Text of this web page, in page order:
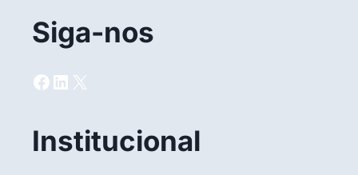
Siga-nos
Facebook
LinkedIn
X
Institucional